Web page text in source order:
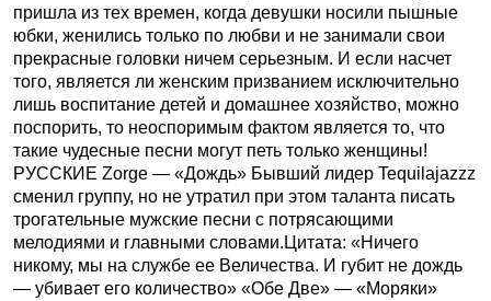
пришла из тех времен, когда девушки носили пышные
юбки, женились только по любви и не занимали свои
прекрасные головки ничем серьезным. И если насчет
того, является ли женским призванием исключительно
лишь воспитание детей и домашнее хозяйство, можно
поспорить, то неоспоримым фактом является то, что
такие чудесные песни могут петь только женщины!
РУССКИЕ Zorge — «Дождь» Бывший лидер Tequilajazzz
сменил группу, но не утратил при этом таланта писать
трогательные мужские песни с потрясающими
мелодиями и главными словами.Цитата: «Ничего
никому, мы на службе ее Величества. И губит не дождь
— убивает его количество» «Обе Две» — «Моряки»